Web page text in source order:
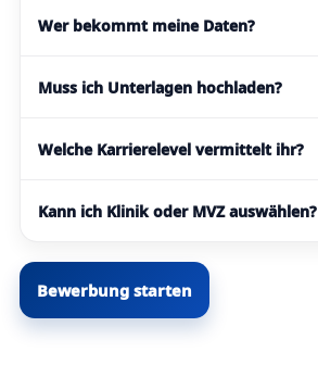
Wer bekommt meine Daten?
Muss ich Unterlagen hochladen?
Welche Karrierelevel vermittelt ihr?
Kann ich Klinik oder MVZ auswählen?
Bewerbung starten